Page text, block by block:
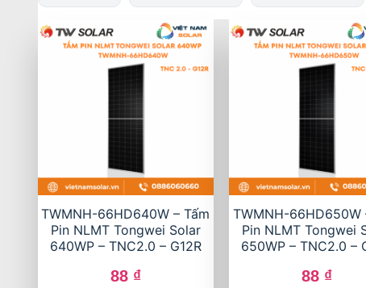
TWMNH-66HD640W – Tấm
Pin NLMT Tongwei Solar
640WP – TNC2.0 – G12R
88 ₫
TWMNH-66HD650W
Pin NLMT Tongwei
650WP – TNC2.0 –
88 ₫